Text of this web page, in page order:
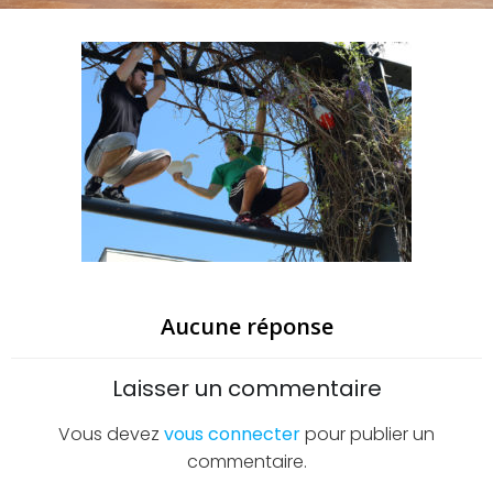
Aucune réponse
Laisser un commentaire
Vous devez vous connecterpour publier un
commentaire.